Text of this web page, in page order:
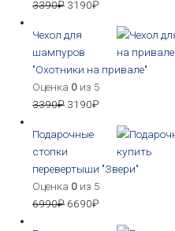
3390₽ 3190₽
Чехол для
шампуров
"Охотники на привале"
Оценка 0 из 5
3390₽ 3190₽
Подарочные
стопки
перевертыши "Звери"
Оценка 0 из 5
6990₽ 6690₽